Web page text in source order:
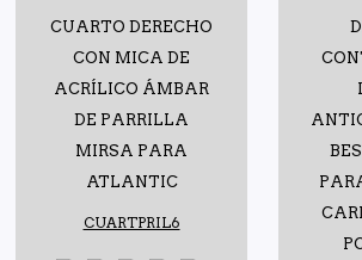
CUARTO DERECHO
CON MICA DE
ACRÍLICO ÁMBAR
DE PARRILLA
MIRSA PARA
ATLANTIC
CUARTPRIL6